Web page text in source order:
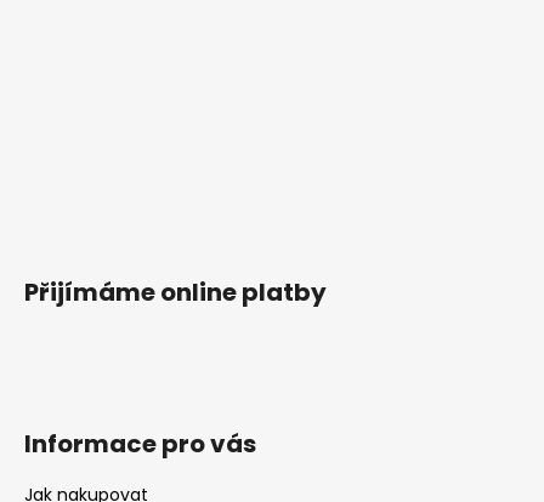
Přijímáme online platby
Informace pro vás
Jak nakupovat